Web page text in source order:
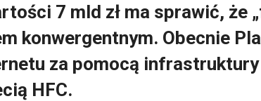
7 mld zł ma sprawić, że
konwergentnym. Obecnie
za pomocą infrastruktury
HFC.